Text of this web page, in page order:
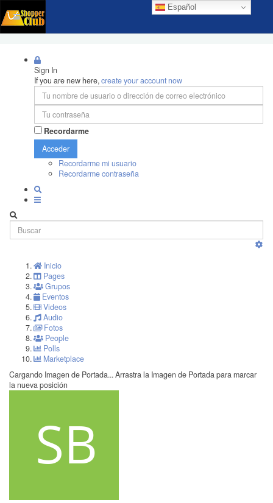
Español
Sign In
If you are new here,create your account now
Recordarme
Acceder
Recordarme mi usuario
Recordarme contraseña
Inicio
Pages
Grupos
Eventos
Videos
Audio
Fotos
People
Polls
Marketplace
Cargando Imagen de Portada... Arrastra la Imagen de Portada para marcar
la nueva posición